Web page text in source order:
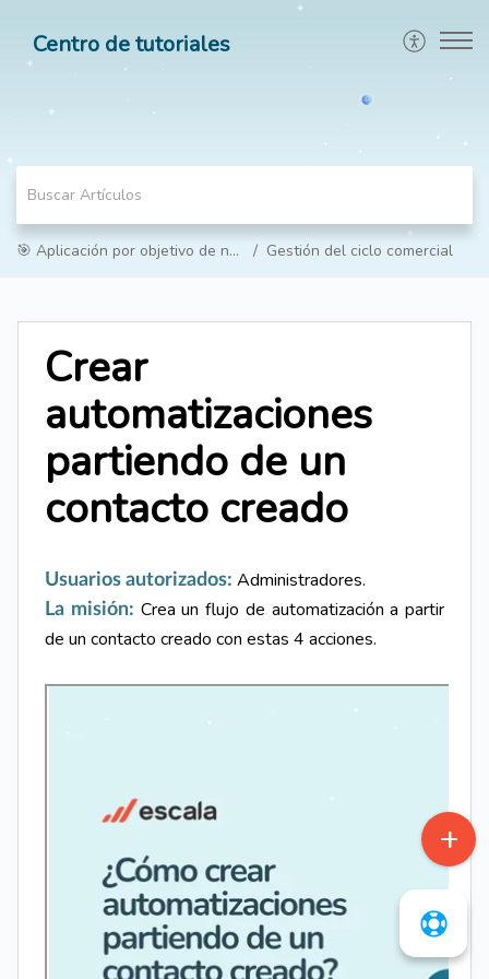
Centro de tutoriales
🎯 Aplicación por objetivo de negocio Gestión del ciclo comercial
Crear
automatizaciones
partiendo de un
contacto creado
Usuarios autorizados: Administradores.
La misión: Crea un flujo de automatizacióna partir
de un contacto creado con estas 4 acciones.